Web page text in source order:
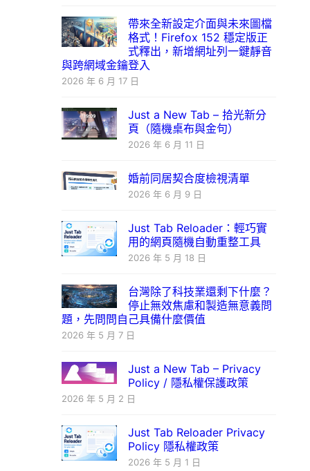
帶來全新設定介面與未來圖檔
格式！Firefox 152 穩定版正
式釋出，新增網址列一鍵靜音
與跨網域金鑰登入
2026 年 6 月 17 日
Just a New Tab – 拾光新分
頁（隨機桌布與金句）
2026 年 6 月 11 日
婚前同居契合度檢視清單
2026 年 6 月 9 日
Just Tab Reloader：輕巧實
用的網頁隨機自動重整工具
2026 年 5 月 18 日
台灣除了科技業還剩下什麼？
停止無效焦慮和製造無意義問
題，先問問自己具備什麼價值
2026 年 5 月 7 日
Just a New Tab – Privacy
Policy / 隱私權保護政策
2026 年 5 月 2 日
Just Tab Reloader Privacy
Policy 隱私權政策
2026 年 5 月 1 日